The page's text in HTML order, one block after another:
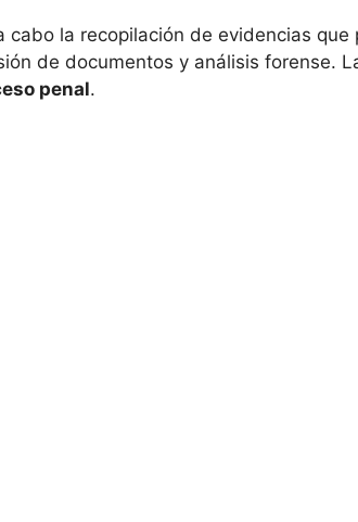
cabo la recopilación de evidencias que
de documentos y análisis forense.
penal.